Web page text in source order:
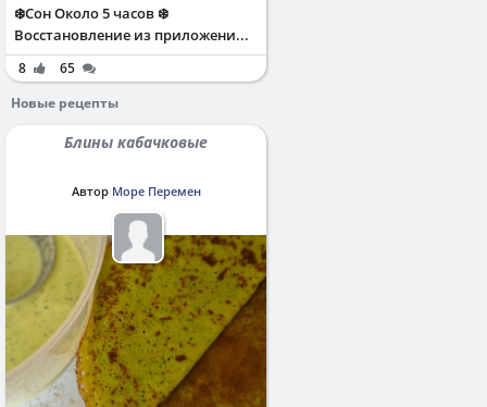
❄️Сон Около 5 часов ❄️
Восстановление из приложени...
8
65
Новые рецепты
Блины кабачковые
Автор Море Перемен